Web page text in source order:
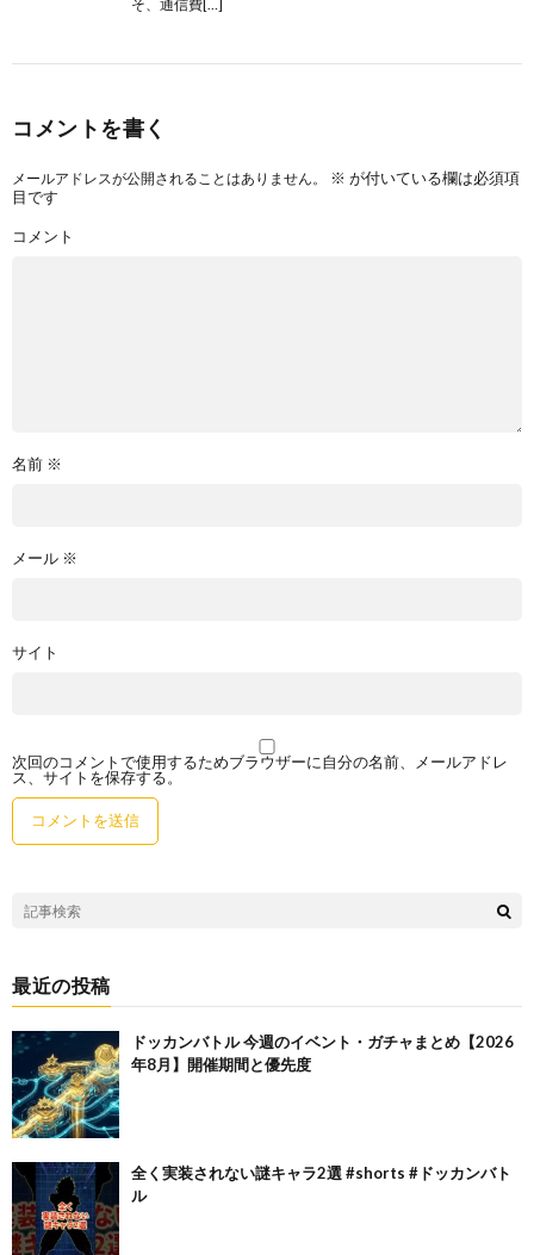
そ、通信費[…]
コメントを書く
メールアドレスが公開されることはありません。 ※ が付いている欄は必須項
目です
コメント
名前 ※
メール ※
サイト
次回のコメントで使用するためブラウザーに自分の名前、メールアドレ
ス、サイトを保存する。
最近の投稿
ドッカンバトル 今週のイベント・ガチャまとめ【2026
年8月】開催期間と優先度
全く実装されない謎キャラ2選 #shorts #ドッカンバト
ル